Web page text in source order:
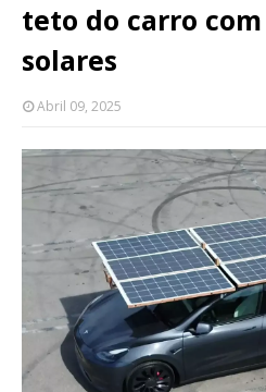
teto do carro
solares
Abril 09, 2025